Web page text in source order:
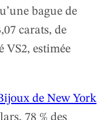
bague de
carats, de
VS2, estimée
de New York